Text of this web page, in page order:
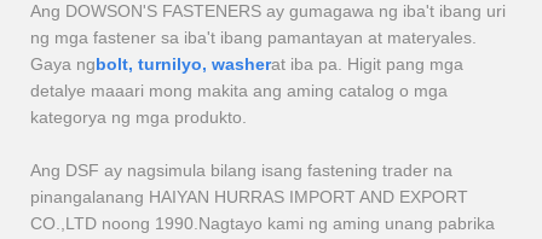
Ang DOWSON'S FASTENERS ay gumagawa ng iba't ibang uri
ng mga fastener sa iba't ibang pamantayan at materyales.
Gaya ngbolt, turnilyo, washerat iba pa. Higit pang mga
detalye maaari mong makita ang aming catalog o mga
kategorya ng mga produkto.
Ang DSF ay nagsimula bilang isang fastening trader na
pinangalanang HAIYAN HURRAS IMPORT AND EXPORT
CO.,LTD noong 1990.Nagtayo kami ng aming unang pabrika